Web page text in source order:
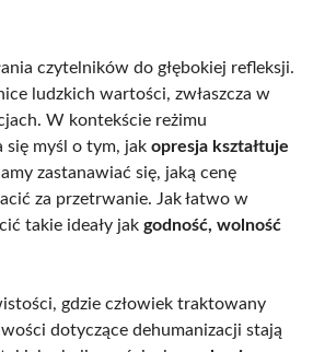
czytelników do głębokiej refleksji.
ludzkich wartości, zwłaszcza w
W kontekście reżimu
myśl o tym, jak opresja kształtuje
zastanawiać się, jaką cenę
za przetrwanie. Jak łatwo w
takie ideały jak godność, wolność
gdzie człowiek traktowany
dotyczące dehumanizacji stają